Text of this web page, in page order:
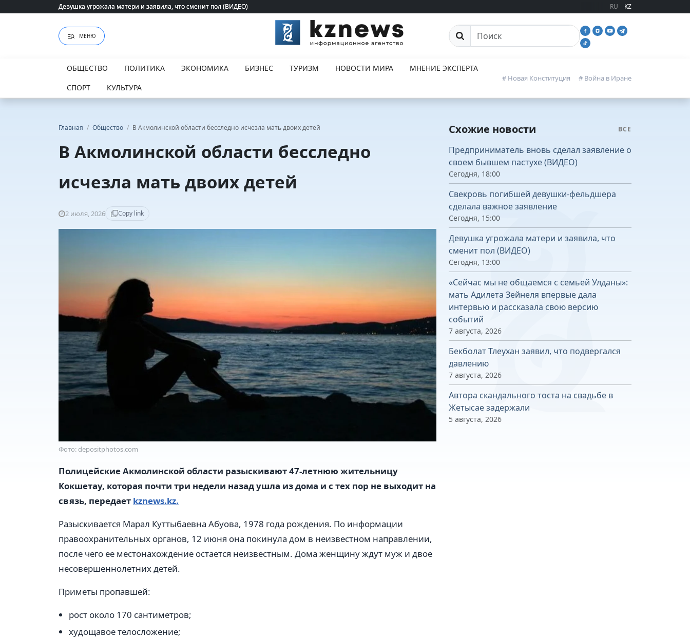
Девушка угрожала матери и заявила, что сменит пол (ВИДЕО)
Девушка угрожала матери и заявила, что сменит пол (ВИДЕО) RU KZ
МЕНЮ Поиск
ОБЩЕСТВО ПОЛИТИКА ЭКОНОМИКА БИЗНЕС ТУРИЗМ НОВОСТИ МИРА
МНЕНИЕ ЭКСПЕРТА
СПОРТ
КУЛЬТУРА
# Новая Конституция # Война в Иране
Главная / Общество / В Акмолинской области бесследно исчезла мать двоих детей
В Акмолинской области бесследно
исчезла мать двоих детей
2 июля, 2026 Copy link
Фото: depositphotos.com
Полицейские Акмолинской области разыскивают 47-летнюю жительницу
Кокшетау, которая почти три недели назад ушла из дома и с тех пор не выходит на
связь, передает kznews.kz.
Разыскивается Марал Куттыбаевна Абуова, 1978 года рождения. По информации
правоохранительных органов, 12 июня она покинула дом в неизвестном направлении,
после чего ее местонахождение остается неизвестным. Дома женщину ждут муж и двое
несовершеннолетних детей.
Приметы пропавшей:
рост около 170 сантиметров;
худощавое телосложение;
Схожие новости ВСЕ
Предприниматель вновь сделал заявление о
своем бывшем пастухе (ВИДЕО)
Сегодня, 18:00
Свекровь погибшей девушки-фельдшера
сделала важное заявление
Сегодня, 15:00
Девушка угрожала матери и заявила, что
сменит пол (ВИДЕО)
Сегодня, 13:00
«Сейчас мы не общаемся с семьей Улданы»:
мать Адилета Зейнеля впервые дала
интервью и рассказала свою версию
событий
7 августа, 2026
Бекболат Тлеухан заявил, что подвергался
давлению
7 августа, 2026
Автора скандального тоста на свадьбе в
Жетысае задержали
5 августа, 2026